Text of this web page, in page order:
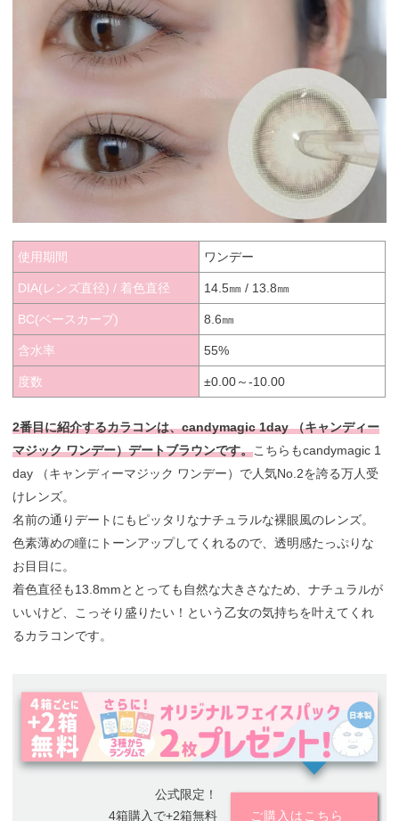
使用期間 ワンデー
DIA(レンズ直径) / 着色直径 14.5㎜ / 13.8㎜
BC(ベースカーブ) 8.6㎜
含水率 55%
度数 ±0.00～-10.00
2番目に紹介するカラコンは、candymagic 1day （キャンディー
マジック ワンデー）デートブラウンです。こちらもcandymagic 1
day （キャンディーマジック ワンデー）で人気No.2を誇る万人受
けレンズ。
名前の通りデートにもピッタリなナチュラルな裸眼風のレンズ。
色素薄めの瞳にトーンアップしてくれるので、透明感たっぷりな
お目目に。
着色直径も13.8mmととっても自然な大きさなため、ナチュラルが
いいけど、こっそり盛りたい！という乙女の気持ちを叶えてくれ
るカラコンです。
公式限定！
4箱購入で+2箱無料
ご購入はこちら